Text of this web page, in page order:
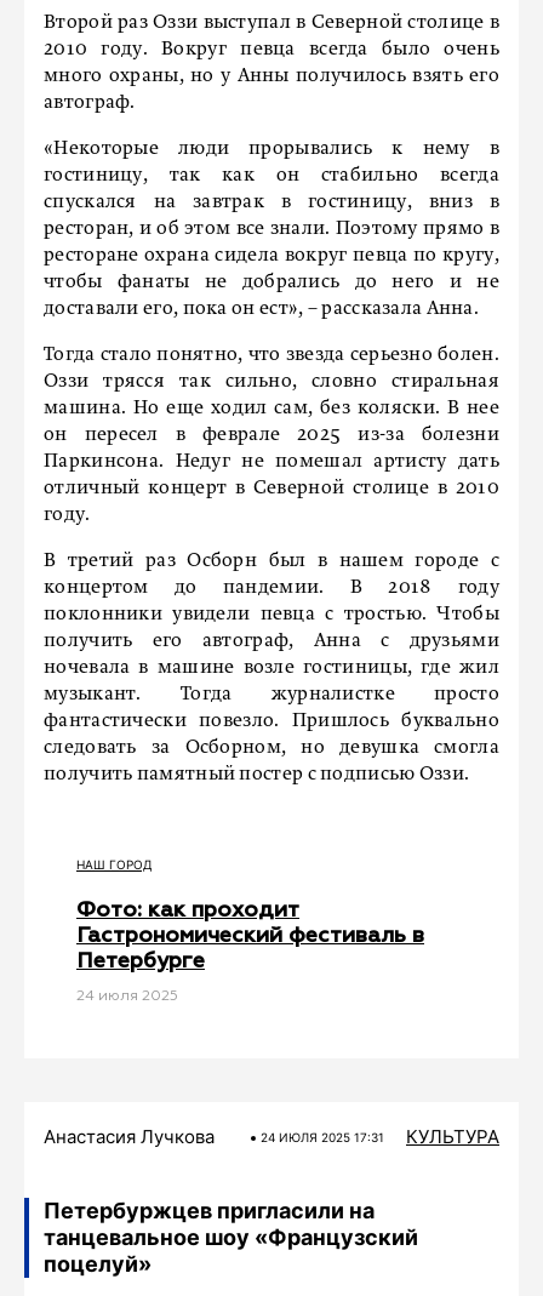
Второй раз Оззи выступал в Северной столице в
2010 году. Вокруг певца всегда было очень
много охраны, но у Анны получилось взять его
автограф.
«Некоторые люди прорывались к нему в
гостиницу, так как он стабильно всегда
спускался на завтрак в гостиницу, вниз в
ресторан, и об этом все знали. Поэтому прямо в
ресторане охрана сидела вокруг певца по кругу,
чтобы фанаты не добрались до него и не
доставали его, пока он ест», – рассказала Анна.
Тогда стало понятно, что звезда серьезно болен.
Оззи трясся так сильно, словно стиральная
машина. Но еще ходил сам, без коляски. В нее
он пересел в феврале 2025 из-за болезни
Паркинсона. Недуг не помешал артисту дать
отличный концерт в Северной столице в 2010
году.
В третий раз Осборн был в нашем городе с
концертом до пандемии. В 2018 году
поклонники увидели певца с тростью. Чтобы
получить его автограф, Анна с друзьями
ночевала в машине возле гостиницы, где жил
музыкант. Тогда журналистке просто
фантастически повезло. Пришлось буквально
следовать за Осборном, но девушка смогла
получить памятный постер с подписью Оззи.
НАШ ГОРОД
Фото: как проходит
Гастрономический фестиваль в
Петербурге
24 июля 2025
Анастасия Лучкова 24 ИЮЛЯ 2025 17:31 КУЛЬТУРА
Петербуржцев пригласили на
танцевальное шоу «Французский
поцелуй»